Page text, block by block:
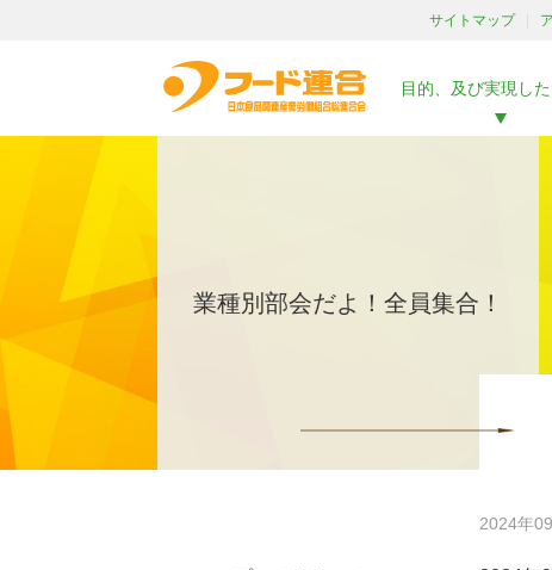
サイトマップ
目的、及び実現し
業種別部会だよ！全員集合！
2024年